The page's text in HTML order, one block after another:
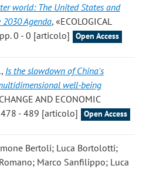
world: The United States and
Agenda, «ECOLOGICAL
0 - 0 [articolo]
Open Access
, Is the slowdown of China's
well-being
AND ECONOMIC
478 - 489 [articolo]
Open Access
Bertoli; Luca Bortolotti;
Marco Sanfilippo; Luca